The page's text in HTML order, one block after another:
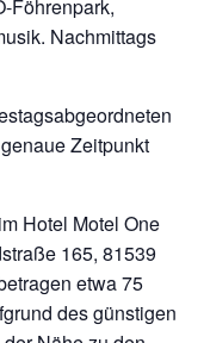
Föhrenpark,
Nachmittags
Zeitpunkt
Hotel Motel One
165, 81539
etwa 75
des günstigen